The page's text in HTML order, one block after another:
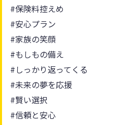
#保険料控えめ
#安心プラン
#家族の笑顔
#もしもの備え
#しっかり返ってくる
#未来の夢を応援
#賢い選択
#信頼と安心